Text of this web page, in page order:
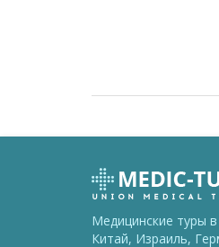
Медицинские туры
Китай, Израиль,